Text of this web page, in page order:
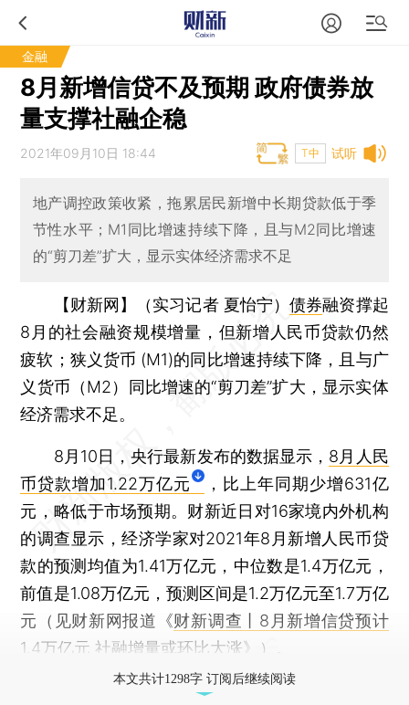
金融
8月新增信贷不及预期 政府债券放
量支撑社融企稳
试听
2021年09月10日 18:44 T中
地产调控政策收紧，拖累居民新增中长期贷款低于季
节性水平；M1同比增速持续下降，且与M2同比增速
的“剪刀差”扩大，显示实体经济需求不足
【财新网】（实习记者 夏怡宁）债券融资撑起
8月的社会融资规模增量，但新增人民币贷款仍然
疲软；狭义货币 (M1)的同比增速持续下降，且与广
义货币（M2）同比增速的“剪刀差”扩大，显示实体
经济需求不足。
8月10日，央行最新发布的数据显示， 8月人民
币贷款增加1.22万亿元
，比上年同期少增631亿
元，略低于市场预期。财新近日对16家境内外机构
的调查显示，经济学家对2021年8月新增人民币贷
款的预测均值为1.41万亿元，中位数是1.4万亿元，
前值是1.08万亿元，预测区间是1.2万亿元至1.7万亿
元（见财新网报道《财新调查丨8月新增信贷预计
1.4万亿元 社融增量或环比大涨》）。
本文共计1298字 订阅后继续阅读